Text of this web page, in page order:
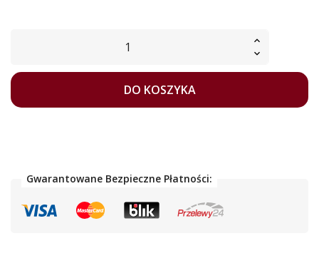
DO KOSZYKA
Gwarantowane Bezpieczne Płatności: